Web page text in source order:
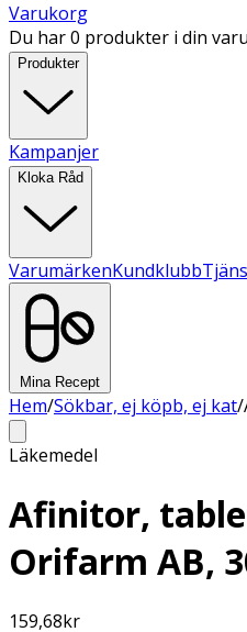
Varukorg
Du har 0 produkter i din
Produkter
Kampanjer
Kloka Råd
VarumärkenKundklubb
Mina Recept
Hem/Sökbar, ej köpb, ej kat/
Läkemedel
Afinitor,
Orifarm AB,
159,68kr